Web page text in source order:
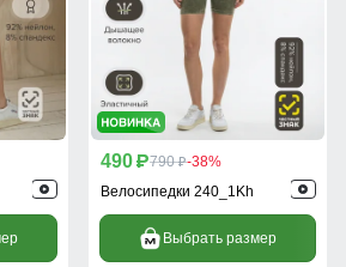
490 p790 p-38%
Велосипедки 240_1Kh
Выбрать размер